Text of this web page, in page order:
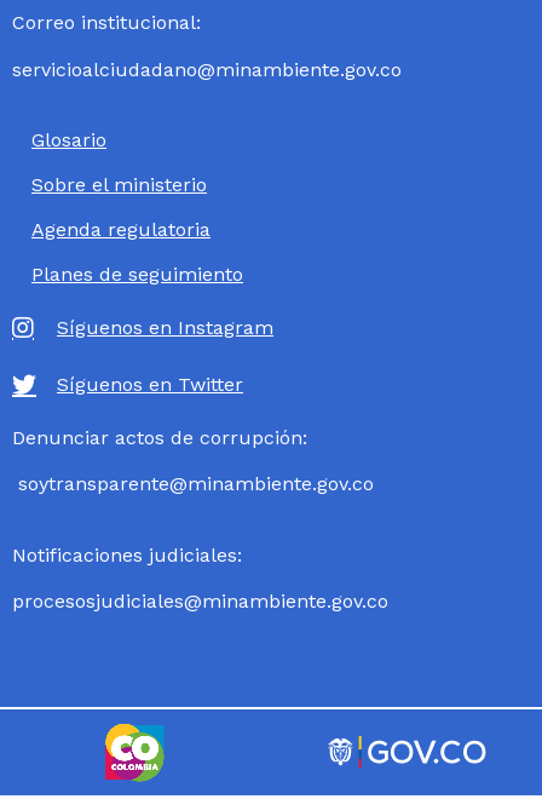
Correo institucional:
servicioalciudadano@minambiente.gov.co
Glosario
Sobre el ministerio
Agenda regulatoria
Planes de seguimiento
Síguenos en Instagram
Síguenos en Twitter
Denunciar actos de corrupción:
soytransparente@minambiente.gov.co
Notificaciones judiciales:
procesosjudiciales@minambiente.gov.co